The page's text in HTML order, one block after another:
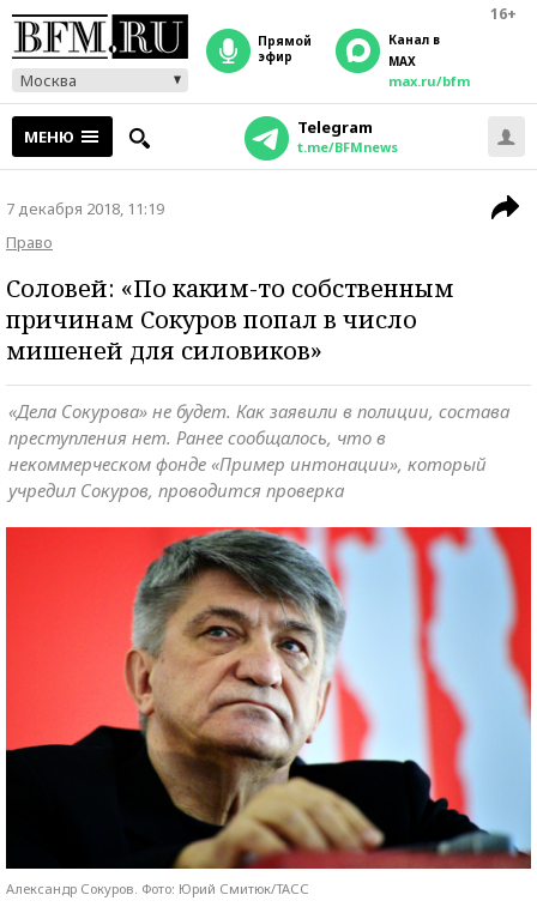
16+
Москва
прямой
эфир
Канал в
MAX
max.ru/bfm
МЕНЮ Telegram
t.me/BFMnews
7 декабря 2018, 11:19
Право
Соловей: «По каким-то собственным
причинам Сокуров попал в число
мишеней для силовиков»
«Дела Сокурова» не будет. Как заявили в полиции, состава
преступления нет. Ранее сообщалось, что в
некоммерческом фонде «Пример интонации», который
учредил Сокуров, проводится проверка
Александр Сокуров. Фото: Юрий Смитюк/ТАСС